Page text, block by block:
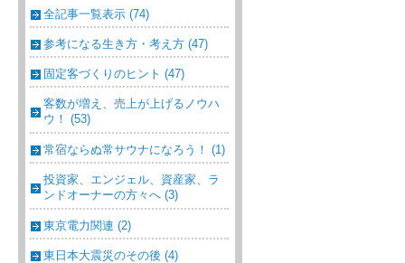
全記事一覧表示 (74)
参考になる生き方・考え方 (47)
固定客づくりのヒント (47)
客数が増え、売上が上げるノウハ
ウ！ (53)
常宿ならぬ常サウナになろう！ (1)
投資家、エンジェル、資産家、ラ
ンドオーナーの方々へ (3)
東京電力関連 (2)
東日本大震災のその後 (4)